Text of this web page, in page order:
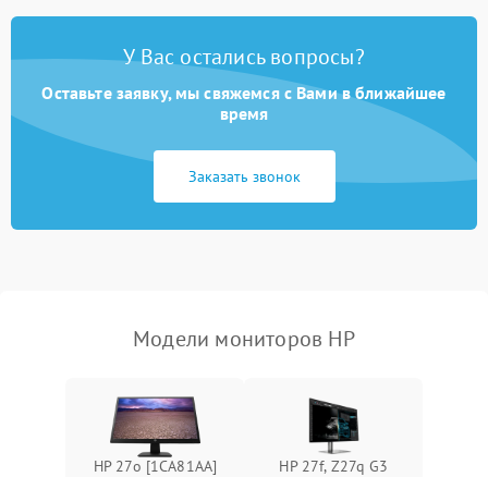
питания
Подробнее →
защиты от перегрузок
1000 ₽ Подробнее →
1000 ₽
Неисправность системы
перенапряжения
Подробнее →
У Вас остались вопросы?
Оставьте заявку, мы свяжемся с Вами в ближайшее
время
Заказать звонок
Модели мониторов HP
HP 27o [1CA81AA] HP 27f, Z27q G3